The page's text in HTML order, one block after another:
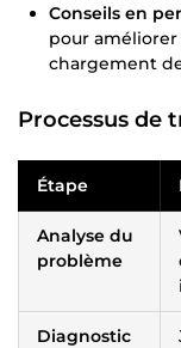
Conseils en
pour
chargement
Processus de
Étape
Analyse du
problème
Diagnostic